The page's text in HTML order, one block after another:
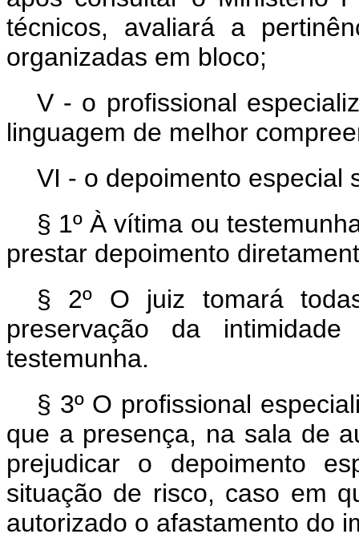
técnicos, avaliará a
organizadas em bloco;
V - o profissional
linguagem de melhor
VI - o depoimento especial
§ 1º À vítima ou
prestar depoimento
§ 2º O juiz tomará
preservação da
testemunha.
§ 3º O profissional
que a presença, na sala de
prejudicar o depoimento
situação de risco, caso em
autorizado o afastamento do